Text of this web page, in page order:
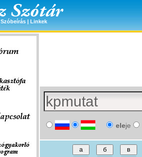
Szóbeírás | Linkek
eleje